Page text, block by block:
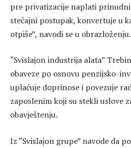
pre privatizacije naplati
stečajni postupak, konvertuje u
otpiše”, navodi se u obrazloženju.
“Svislajon industrija alata”
obaveze po osnovu penzijsko-
uplaćuje doprinose i povezuje
zaposlenim koji su stekli uslove
obavještenju.
Iz “Svislajon grupe” navode da